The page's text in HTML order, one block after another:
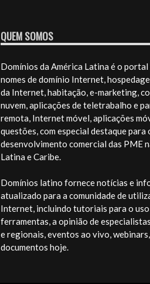
QUEM SOMOS
Domínios da América Latina é o portal
nomes de domínio Internet,
da Internet, habitação, e-marketing,
nuvem, aplicações de teletrabalho e
remota, Internet móvel, aplicações
questões, com especial destaque para
desenvolvimento comercial das PME
Latina e Caribe.
Domínios latino fornece notícias e
atualizado para a comunidade de
Internet, incluindo tutoriais para o
ferramentas, a opinião de
e regionais, eventos ao vivo,
documentos hoje.